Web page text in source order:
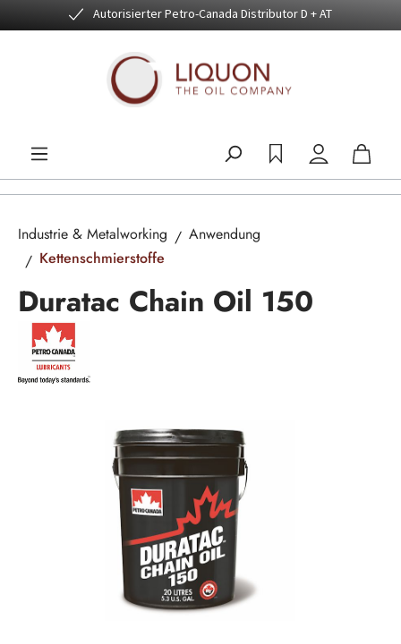
Zum Hauptinhalt springenAutorisierter Petro-Canada Distributor D + AT
Industrie & Metalworking
Anwendung
Kettenschmierstoffe
Duratac Chain Oil 150
Bildergalerie überspringen